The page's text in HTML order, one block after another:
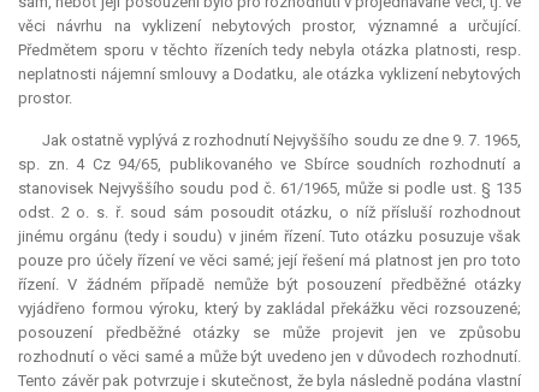
věci návrhu na vyklizení nebytových prostor, významné a určující.
Předmětem sporu v těchto řízeních tedy nebyla otázka platnosti, resp.
neplatnosti nájemní smlouvy a Dodatku, ale otázka vyklizení nebytových
prostor.
Jak ostatně vyplývá z rozhodnutí Nejvyššího soudu ze dne 9. 7. 1965,
sp. zn. 4 Cz 94/65, publikovaného ve Sbírce soudních rozhodnutí a
stanovisek Nejvyššího soudu pod č. 61/1965, může si podle ust. § 135
odst. 2 o. s. ř. soud sám posoudit otázku, o níž přísluší rozhodnout
jinému orgánu (tedy i soudu) v jiném řízení. Tuto otázku posuzuje však
pouze pro účely řízení ve věci samé; její řešení má platnost jen pro toto
řízení. V žádném případě nemůže být posouzení předběžné otázky
vyjádřeno formou výroku, který by zakládal překážku věci rozsouzené;
posouzení předběžné otázky se může projevit jen ve způsobu
rozhodnutí o věci samé a může být uvedeno jen v důvodech rozhodnutí.
Tento závěr pak potvrzuje i skutečnost, že byla následně podána vlastní